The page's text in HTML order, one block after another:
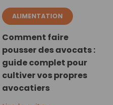
ALIMENTATION
Comment faire
pousser des avocats :
guide complet pour
cultiver vos propres
avocatiers